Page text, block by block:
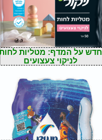
חדש על המדף: מטליות
לניקוי צעצועים